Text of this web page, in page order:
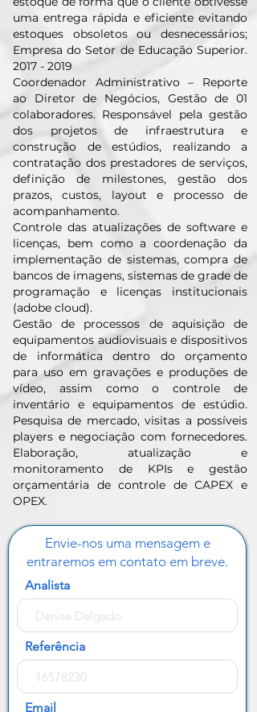
uma entrega rápida e eficiente evitando
estoques obsoletos ou desnecessários;
Empresa do Setor de Educação Superior.
2017 - 2019
Coordenador Administrativo – Reporte
ao Diretor de Negócios, Gestão de 01
colaboradores. Responsável pela gestão
dos projetos de infraestrutura e
construção de estúdios, realizando a
contratação dos prestadores de serviços,
definição de milestones, gestão dos
prazos, custos, layout e processo de
acompanhamento.
Controle das atualizações de software e
licenças, bem como a coordenação da
implementação de sistemas, compra de
bancos de imagens, sistemas de grade de
programação e licenças institucionais
(adobe cloud).
Gestão de processos de aquisição de
equipamentos audiovisuais e dispositivos
de informática dentro do orçamento
para uso em gravações e produções de
vídeo, assim como o controle de
inventário e equipamentos de estúdio.
Pesquisa de mercado, visitas a possíveis
players e negociação com fornecedores.
Elaboração, atualização e
monitoramento de KPIs e gestão
orçamentária de controle de CAPEX e
OPEX.
Envie-nos uma mensagem e
entraremos em contato em breve.
Analista
Referência
Email